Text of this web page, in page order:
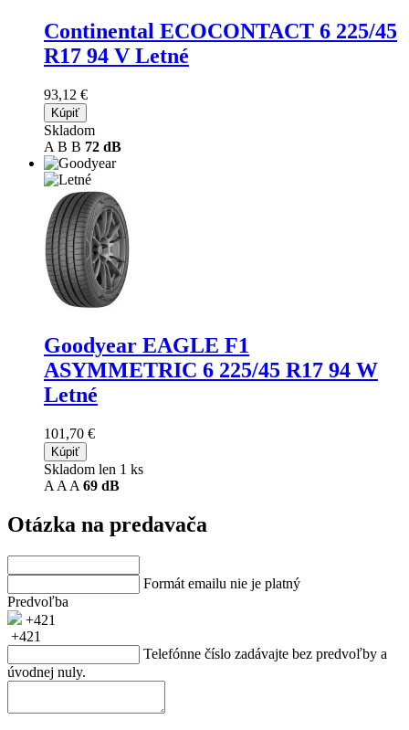
Continental ECOCONTACT 6 225/45
R17 94 V Letné
93,12 €
Kúpiť
Skladom
A B B 72 dB
Goodyear EAGLE F1
ASYMMETRIC 6 225/45 R17 94 W
Letné
101,70 €
Kúpiť
Skladom len 1 ks
A A A 69 dB
Otázka na predavača
Formát emailu nie je platný
Predvoľba
+421
+421
Telefónne číslo zadávajte bez predvoľby a
úvodnej nuly.